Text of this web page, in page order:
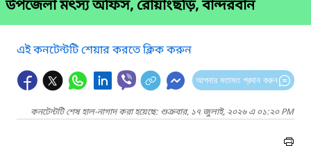
উপজেলা মৎস্য অফিস, রোয়াংছড়ি, বান্দরবান
এই কনটেন্টটি শেয়ার করতে ক্লিক করুন
আপনার মতামত প্রদান করুন
কনটেন্টটি শেষ হাল-নাগাদ করা হয়েছে: শুক্রবার, ১৭ জুলাই, ২০২৬ এ ০১:২০ PM